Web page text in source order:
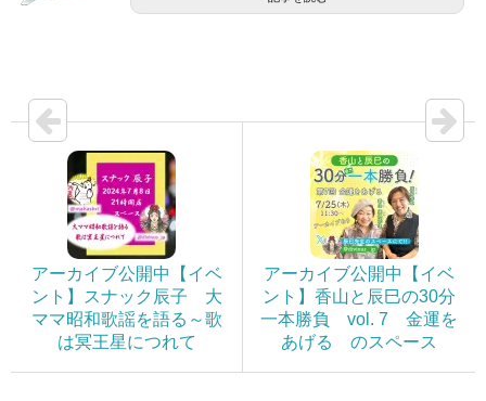
アーカイブ公開中【イベ
ント】スナック辰子 大
ママ昭和歌謡を語る～歌
は冥王星につれて
アーカイブ公開中【イベ
ント】香山と辰巳の30分
一本勝負 vol. 7 金運を
あげる のスペース